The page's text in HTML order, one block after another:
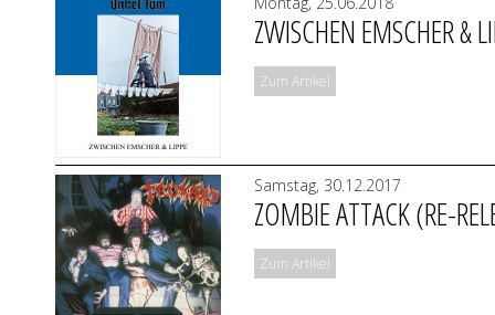
ZWISCHEN EMSCHER &
Zum Artikel
Samstag, 30.12.2017
ZOMBIE ATTACK (RE-
Zum Artikel